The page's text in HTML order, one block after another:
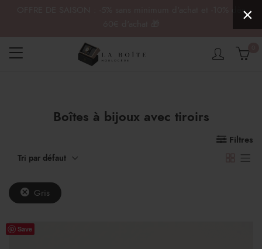
×
OFFRE DE SAISON : -5% sans minimum d'achat et -10% dès
Boîtes à bijoux avec tiroirs
Filtres
Tri par défaut
Gris
Save